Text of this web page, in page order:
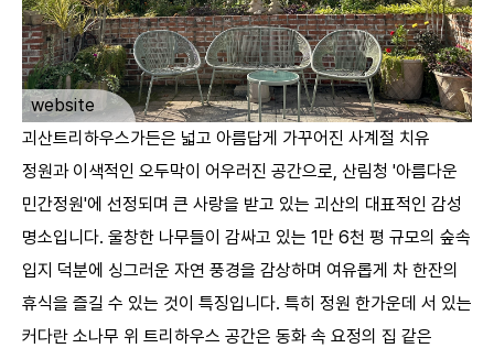
website
ㅤ
괴산트리하우스가든은 넓고 아름답게 가꾸어진 사계절 치유
정원과 이색적인 오두막이 어우러진 공간으로, 산림청 '아름다운
민간정원'에 선정되며 큰 사랑을 받고 있는 괴산의 대표적인 감성
명소입니다. 울창한 나무들이 감싸고 있는 1만 6천 평 규모의 숲속
입지 덕분에 싱그러운 자연 풍경을 감상하며 여유롭게 차 한잔의
휴식을 즐길 수 있는 것이 특징입니다. 특히 정원 한가운데 서 있는
커다란 소나무 위 트리하우스 공간은 동화 속 요정의 집 같은